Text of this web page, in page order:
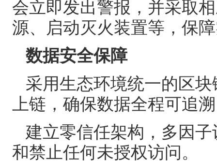
会立即发出警报，并采取
源、启动灭火装置等，保
数据安全保障
采用生态环境统一的区
上链，确保数据全程可追
建立零信任架构，多因
和禁止任何未授权访问。